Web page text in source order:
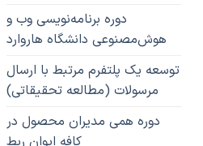
دوره برنامه‌نویسی وب و
هوش‌مصنوعی دانشگاه هاروارد
توسعه یک پلتفرم مرتبط با ارسال
مرسولات (مطالعه تحقیقاتی)
دوره همی مدیران محصول در
کافه ایوان ربط